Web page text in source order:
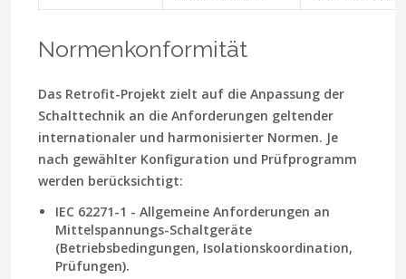
Normenkonformität
Das Retrofit-Projekt zielt auf die Anpassung der
Schalttechnik an die Anforderungen geltender
internationaler und harmonisierter Normen. Je
nach gewählter Konfiguration und Prüfprogramm
werden berücksichtigt:
IEC 62271-1 - Allgemeine Anforderungen an
Mittelspannungs-Schaltgeräte
(Betriebsbedingungen, Isolationskoordination,
Prüfungen).